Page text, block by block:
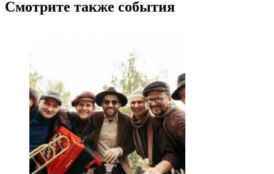
Смотрите также события